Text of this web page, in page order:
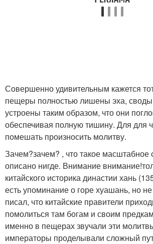
Совершенно удивительным кажется
пещеры полностью лишены эха,
устроены таким образом, что они
обеспечивая полную тишину. Для для
помешать произносить молитву.
Зачем?зачем? , что такое масштабное
описано нигде. Внимание
китайского историка династии хань
есть упоминание о горе хуашань, но
писал, что китайские правители
помолиться там богам и своим
именно в пещерах звучали эти
императоры проделывали сложный